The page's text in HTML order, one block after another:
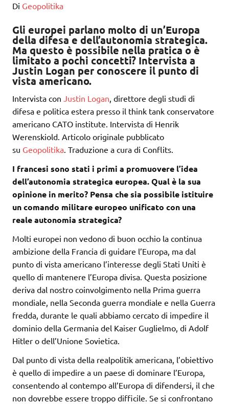
Di Geopolitika
Gli europei parlano molto di un’Europa
della difesa e dell’autonomia strategica.
Ma questo è possibile nella pratica o è
limitato a pochi concetti? Intervista a
Justin Logan per conoscere il punto di
vista americano.
Intervista con Justin Logan, direttore degli studi di
difesa e politica estera presso il think tank conservatore
americano CATO institute. Intervista di Henrik
Werenskiold. Articolo originale pubblicato
su Geopolitika. Traduzione a cura di Conflits.
I francesi sono stati i primi a promuovere l’idea
dell’autonomia strategica europea. Qual è la sua
opinione in merito? Pensa che sia possibile istituire
un comando militare europeo unificato con una
reale autonomia strategica?
Molti europei non vedono di buon occhio la continua
ambizione della Francia di guidare l’Europa, ma dal
punto di vista americano l’interesse degli Stati Uniti è
quello di mantenere l’Europa divisa. Questa posizione
deriva dal nostro coinvolgimento nella Prima guerra
mondiale, nella Seconda guerra mondiale e nella Guerra
fredda, durante le quali abbiamo cercato di impedire il
dominio della Germania del Kaiser Guglielmo, di Adolf
Hitler o dell’Unione Sovietica.
Dal punto di vista della realpolitik americana, l’obiettivo
è quello di impedire a un paese di dominare l’Europa,
consentendo al contempo all’Europa di difendersi, il che
non dovrebbe essere troppo difficile. Se si confrontano